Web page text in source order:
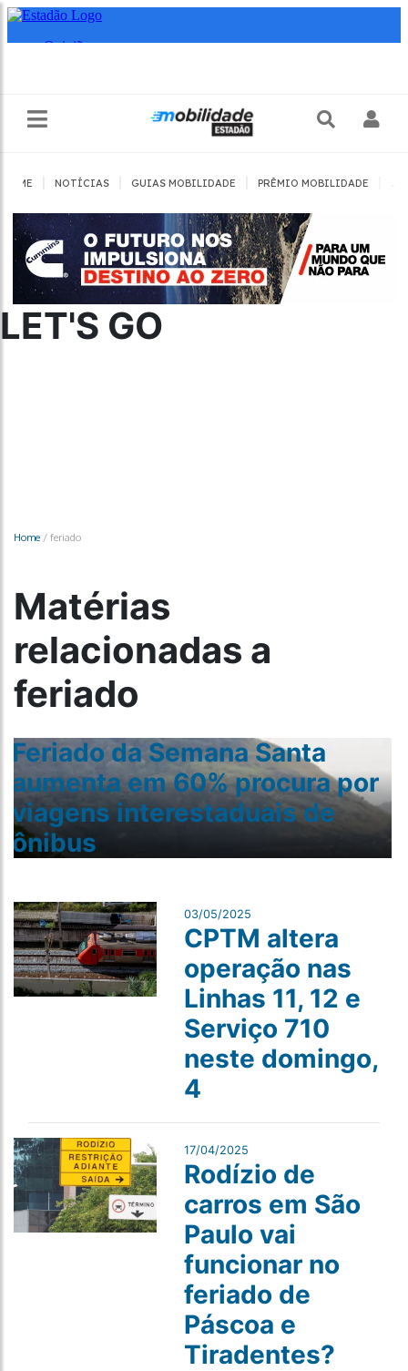
HOME NOTÍCIAS GUIAS MOBILIDADE PRÊMIO MOBILIDADE
LET'S GO
Home / feriado
Matérias
relacionadas a
feriado
Feriado da Semana Santa
aumenta em 60% procura por
viagens interestaduais de
ônibus
03/05/2025
CPTM altera
operação nas
Linhas 11, 12 e
Serviço 710
neste domingo,
4
17/04/2025
Rodízio de
carros em São
Paulo vai
funcionar no
feriado de
Páscoa e
Tiradentes?